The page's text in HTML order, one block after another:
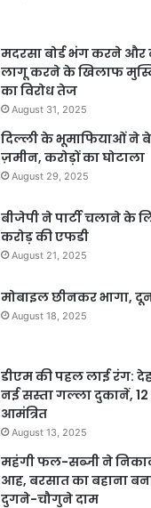
मदरसा बोर्ड भंग करने और
लागू करने के खिलाफ
का विरोध तेज
August 31, 2025
दिल्ली के भूमाफियाओं ने
ज़मीन, करोड़ों का घोटाला
August 29, 2025
बीजेपी ने पार्टी चलाने के
करोड़ की एफडी
August 21, 2025
मोबाइल छीनकर भागा,
August 18, 2025
डीएम की पहल लाई रंग:
नई सस्ता गल्ला दुकानें,
आमंत्रित
August 13, 2025
महंगी फल-सब्जी ने
आह, बरसात का बहाना
दुगने-चौगुने दाम